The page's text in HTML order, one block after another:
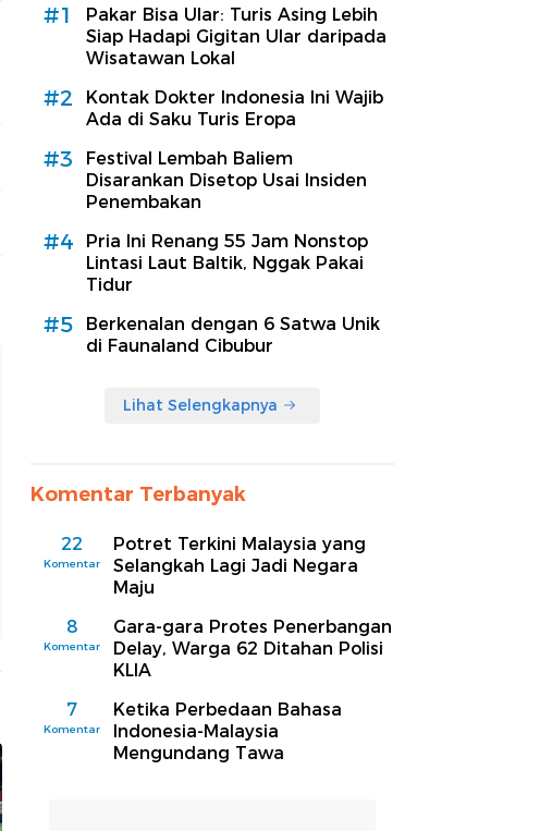
#1
Pakar Bisa Ular: Turis Asing Lebih
Siap Hadapi Gigitan Ular daripada
Wisatawan Lokal
#2
Kontak Dokter Indonesia Ini Wajib
Ada di Saku Turis Eropa
#3
Festival Lembah Baliem
Disarankan Disetop Usai Insiden
Penembakan
#4
Pria Ini Renang 55 Jam Nonstop
Lintasi Laut Baltik, Nggak Pakai
Tidur
#5
Berkenalan dengan 6 Satwa Unik
di Faunaland Cibubur
Lihat Selengkapnya
Komentar Terbanyak
22
Komentar
Potret Terkini Malaysia yang
Selangkah Lagi Jadi Negara
Maju
8
Komentar
Gara-gara Protes Penerbangan
Delay, Warga 62 Ditahan Polisi
KLIA
7
Komentar
Ketika Perbedaan Bahasa
Indonesia-Malaysia
Mengundang Tawa